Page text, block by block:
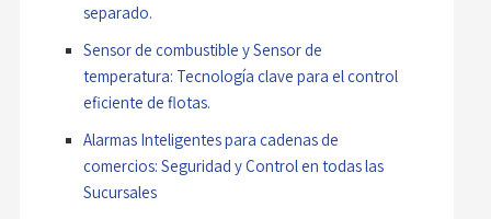
separado.
Sensor de combustible y Sensor de
temperatura: Tecnología clave para el control
eficiente de flotas.
Alarmas Inteligentes para cadenas de
comercios: Seguridad y Control en todas las
Sucursales